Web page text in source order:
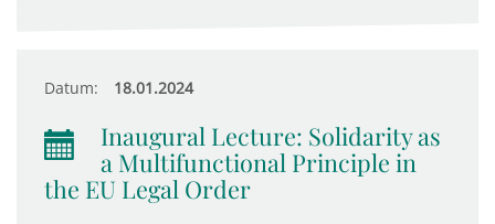
Datum: 18.01.2024
Inaugural Lecture: Solidarity as
a Multifunctional Principle in
the EU Legal Order